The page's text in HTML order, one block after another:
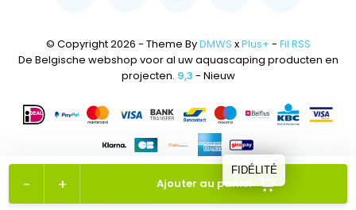
+
- Ajouter au panier
© Copyright 2026 - Theme ByDMWS xPlus+ - Fil RSS
De Belgische webshop voor al uw aquascaping producten en
projecten. 9,3 - Nieuw
FIDÉLITÉ